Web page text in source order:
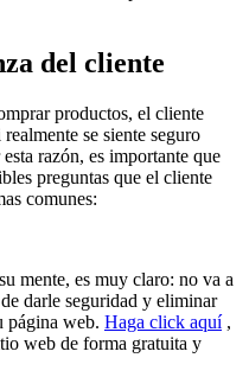
del cliente
productos, el cliente
se siente seguro
razón, es importante que
preguntas que el cliente
comunes:
mente, es muy claro: no va a
darle seguridad y eliminar
página web. Haga click aquí,
web de forma gratuita y